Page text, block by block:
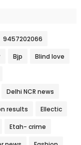
9457202066
Bjp Blind love
Delhi NCR news
results Ellectic
Etah- crime